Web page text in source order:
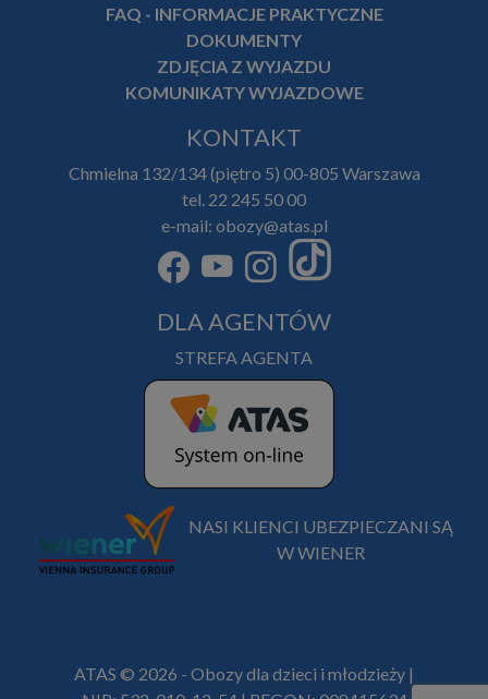
FAQ - INFORMACJE PRAKTYCZNE
DOKUMENTY
ZDJĘCIA Z WYJAZDU
KOMUNIKATY WYJAZDOWE
KONTAKT
Chmielna 132/134 (piętro 5) 00-805 Warszawa
tel. 22 245 50 00
e-mail: obozy@atas.pl
DLA AGENTÓW
STREFA AGENTA
NASI KLIENCI UBEZPIECZANI SĄ
W WIENER
ATAS © 2026 - Obozy dla dzieci i młodzieży |